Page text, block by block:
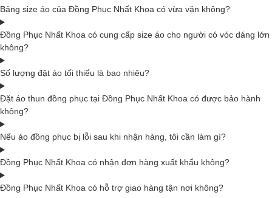
Bảng size áo của Đồng Phục Nhất Khoa có vừa vặn không?
Đồng Phục Nhất Khoa có cung cấp size áo cho người có vóc dáng lớn
không?
Số lượng đặt áo tối thiểu là bao nhiêu?
Đặt áo thun đồng phục tại Đồng Phục Nhất Khoa có được bảo hành
không?
Nếu áo đồng phục bị lỗi sau khi nhận hàng, tôi cần làm gì?
Đồng Phục Nhất Khoa có nhận đơn hàng xuất khẩu không?
Đồng Phục Nhất Khoa có hỗ trợ giao hàng tận nơi không?